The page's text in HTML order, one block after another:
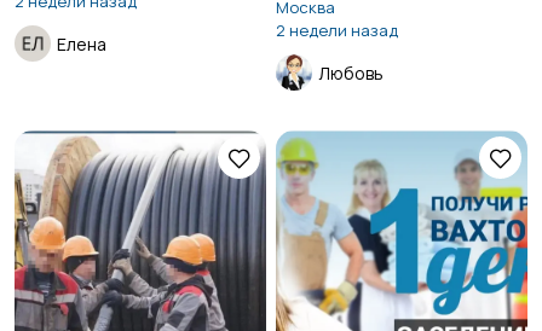
Елена
МОСКВА РФ
Москва
2 недели назад
Любовь